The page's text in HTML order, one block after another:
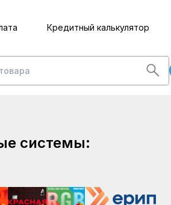
Кредитный калькулятор
системы: